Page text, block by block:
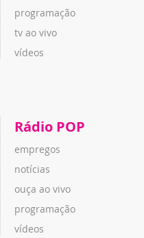
programação
tv ao vivo
vídeos
Rádio POP
empregos
notícias
ouça ao vivo
programação
vídeos